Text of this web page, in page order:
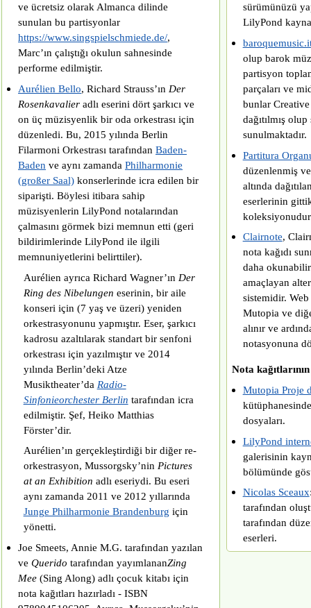
ve ücretsiz olarak Almanca dilinde
sunulan bu partisyonlar
https://www.singspielschmiede.de/,
Marc’ın çalıştığı okulun sahnesinde
performe edilmiştir.
Aurélien Bello, Richard Strauss’ın Der
Rosenkavalier adlı eserini dört şarkıcı ve
on üç müzisyenlik bir oda orkestrası için
düzenledi. Bu, 2015 yılında Berlin
Filarmoni Orkestrası tarafındanBaden-
Baden ve aynı zamandaPhilharmonie
(großer Saal) konserlerinde icra edilen bir
siparişti. Böylesi itibara sahip
müzisyenlerin LilyPond notalarından
çalmasını görmek bizi memnun etti (geri
bildirimlerinde LilyPond ile ilgili
memnuniyetlerini belirttiler).
Aurélien ayrıca Richard Wagner’ın Der
Ring des Nibelungen eserinin, bir aile
konseri için (7 yaş ve üzeri) yeniden
orkestrasyonunu yapmıştır. Eser, şarkıcı
kadrosu azaltılarak standart bir senfoni
orkestrası için yazılmıştır ve 2014
yılında Berlin’deki Atze
Musiktheater’da Radio-
Sinfonieorchester Berlin tarafından icra
edilmiştir. Şef, Heiko Matthias
Förster’dir.
Aurélien’ın gerçekleştirdiği bir diğer re-
orkestrasyon, Mussorgsky’nin Pictures
at an Exhibition adlı eseriydi. Bu eseri
aynı zamanda 2011 ve 2012 yıllarında
Junge Philharmonie Brandenburg için
yönetti.
Joe Smeets, Annie M.G. tarafından yazılan
veQuerido tarafından yayımlananZing
Mee (Sing Along) adlı çocuk kitabı için
nota kağıtları hazırladı - ISBN
sürümünüzü
LilyPond
olup barok
partisyon
parçaları ve
bunlar
dağıtılmış
sunulmaktadır.
Partitura
düzenlenmiş
altında
eserlerinin
Clairnote,
nota kağıdı
daha
amaçlayan
sistemidir.
Mutopia ve
alınır ve
notasyonuna
Nota
Mutopia Proje
dosyaları.
LilyPond
galerisinin
bölümünde
Nicolas Sceaux
tarafından
tarafından
eserleri.